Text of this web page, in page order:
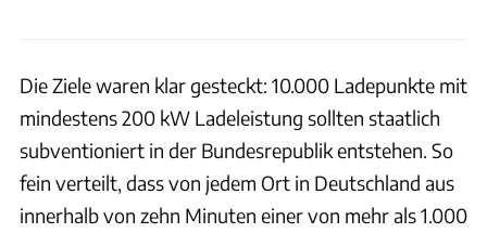
Die Ziele waren klar gesteckt: 10.000 Ladepunkte mit
mindestens 200 kW Ladeleistung sollten staatlich
subventioniert in der Bundesrepublik entstehen. So
fein verteilt, dass von jedem Ort in Deutschland aus
innerhalb von zehn Minuten einer von mehr als 1.000